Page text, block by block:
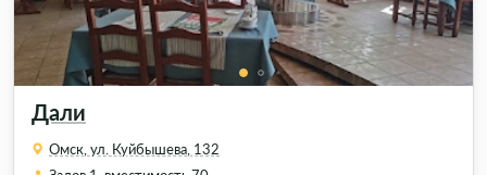
Дали
Омск, ул. Куйбышева, 132